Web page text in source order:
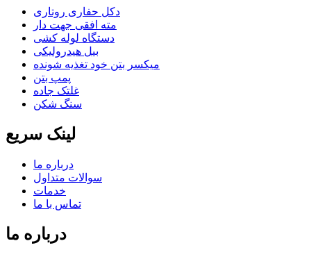
دکل حفاری روتاری
مته افقی جهت دار
دستگاه لوله کشی
بیل هیدرولیکی
میکسر بتن خود تغذیه شونده
پمپ بتن
غلتک جاده
سنگ شکن
لینک سریع
درباره ما
سوالات متداول
خدمات
تماس با ما
درباره ما